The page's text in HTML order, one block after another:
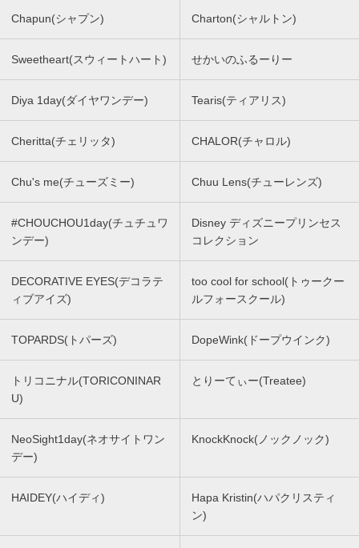
Chapun(シャプン) Charton(シャルトン)
Sweetheart(スウィートハート) せかいのふるーりー
Diya 1day(ダイヤワンデー) Tearis(ティアリス)
Cheritta(チェリッタ) CHALOR(チャロル)
Chu's me(チューズミー) Chuu Lens(チューレンズ)
#CHOUCHOU1day(チュチュワ
ンデー)
Disney ディズニープリンセス
コレクション
DECORATIVE EYES(デコラテ
ィブアイズ)
too cool for school(トゥークー
ルフォースクール)
TOPARDS(トパーズ) DopeWink(ドープウインク)
トリコニナル(TORICONINAR
U)
とりーてぃー(Treatee)
NeoSight1day(ネオサイトワン
デー)
KnockKnock(ノックノック)
HAIDEY(ハイディ)
Hapa Kristin(ハパクリスティ
ン)